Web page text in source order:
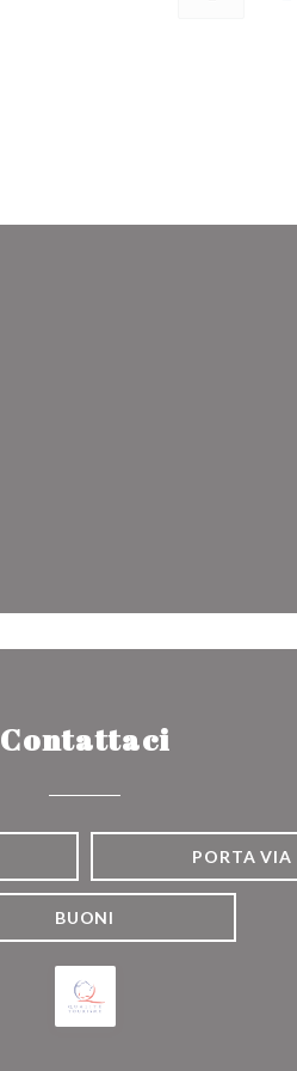
Contattaci
PORTA VIA
BUONI